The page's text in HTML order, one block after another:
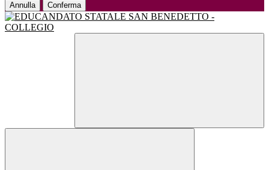
Annulla Conferma